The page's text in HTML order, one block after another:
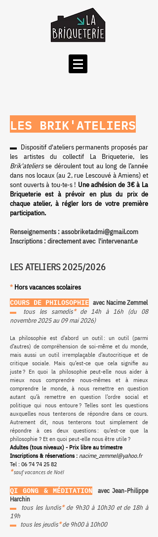
LES BRIK'ATELIERS
▬ Dispositif d'ateliers permanents proposés par
les artistes du collectif La Briqueterie, les
Brik'ateliersse déroulent tout au long de l’année
dans nos locaux (au 2, rue Lescouvé à Amiens) et
sont ouverts à tou·te·s ! Une adhésion de 3€ à La
Briqueterie est à prévoir en plus du prix de
chaque atelier, à régler lors de votre première
participation.
Renseignements :assobriketadmi@gmail.com
Inscriptions : directement avec l'intervenant.e
LES ATELIERS 2025/2026
* Hors vacances scolaires
COURS DE PHILOSOPHIE avec Nacime Zemmel
▬ tous les samedis* de 14h à 16h (du 08
novembre 2025 au 09 mai 2026)
La philosophie est d’abord un outil : un outil (parmi
d’autres) de compréhension de soi-même et du monde,
mais aussi un outil irremplaçable d’autocritique et de
critique sociale. Mais qu’est-ce que cela signifie au
juste ? En quoi la philosophie peut-elle nous aider à
mieux nous comprendre nous-mêmes et à mieux
comprendre le monde, à nous remettre en question
autant qu’à remettre en question l’ordre social et
politique qui nous entoure ? Telles sont les questions
auxquelles nous tenterons de répondre dans ce cours.
Autrement dit, nous tenterons tout simplement de
répondre à ces deux questions : qu’est-ce que la
philosophie ? Et en quoi peut-elle nous être utile ?
Adultes (tous niveaux) - Prix libre au trimestre
Inscriptions & réservations : nacime_zemmel@yahoo.fr
Tel : 06 74 74 25 82
* sauf vacances de Noël
QI GONG & MÉDITATION
avec Jean-Philippe
Harchin
▬ tous les lundis*de 9h30 à 10h30 etde 18h à
19h
▬ tous les jeudis*de 9h00 à 10h00